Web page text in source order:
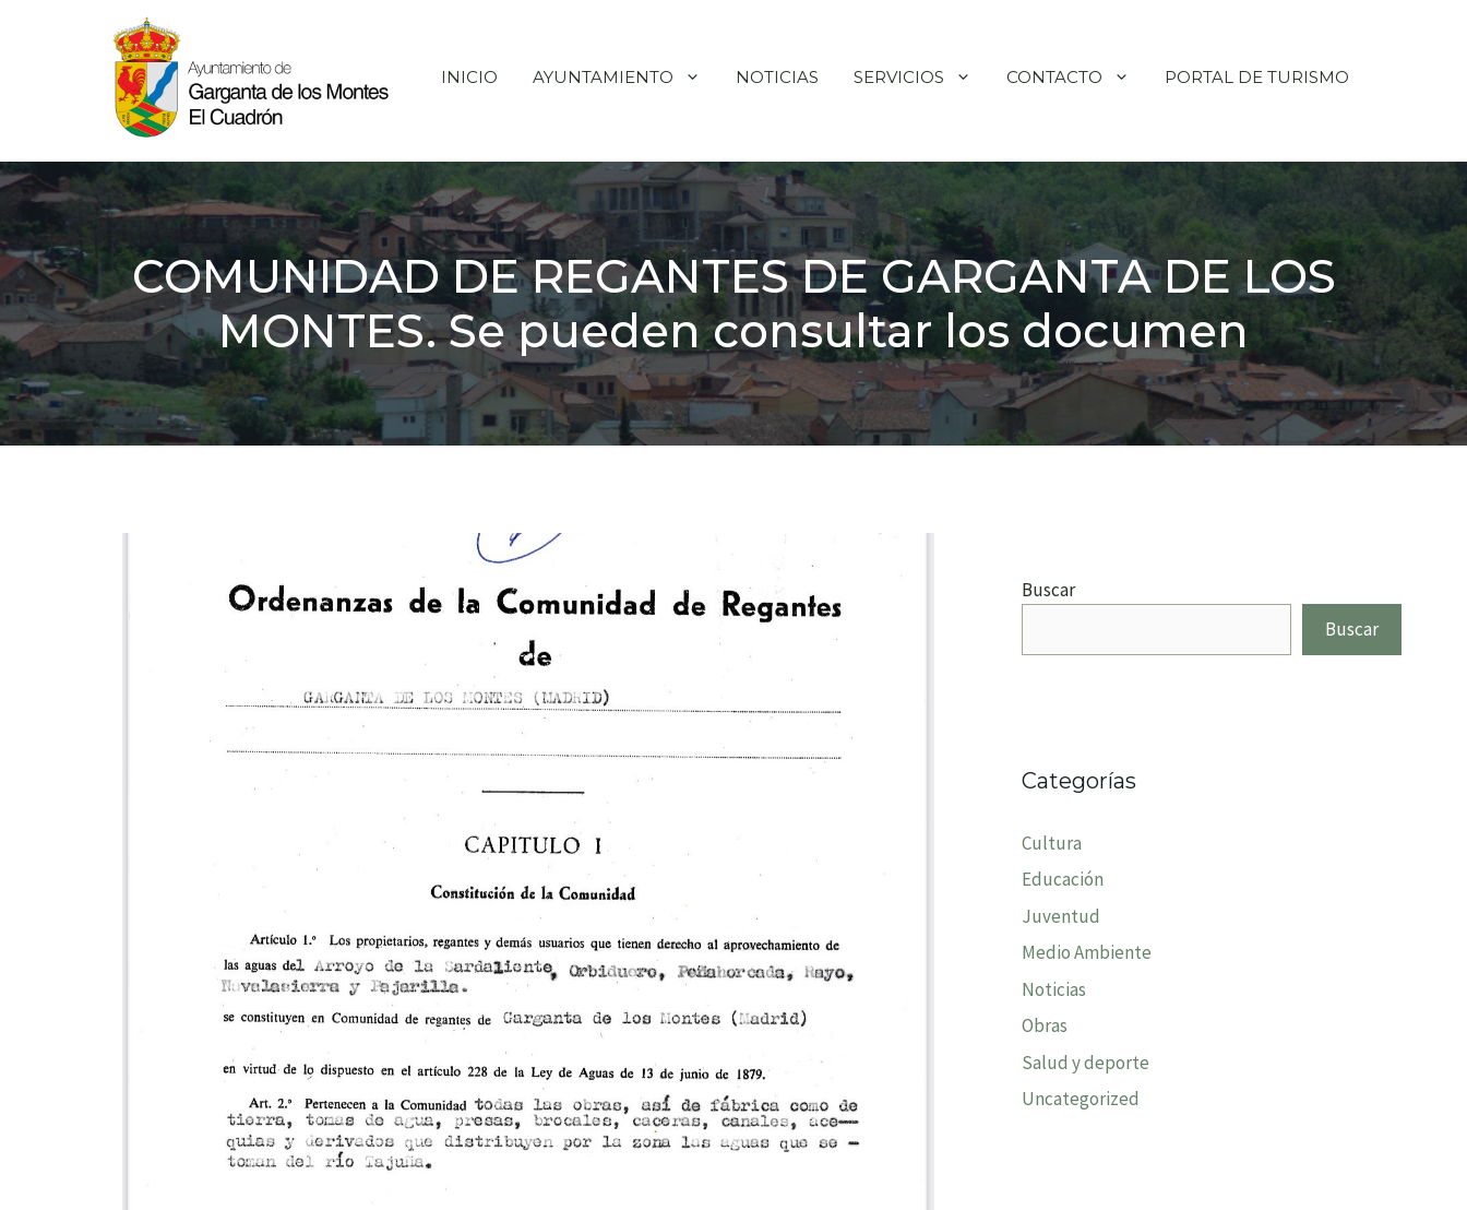
INICIO AYUNTAMIENTO NOTICIAS SERVICIOS CONTACTO PORTAL DE TURISMO
COMUNIDAD DE REGANTES DE GARGANTA DE LOS
MONTES. Se pueden consultar los documen
Buscar
Buscar
Categorías
Cultura
Educación
Juventud
Medio Ambiente
Noticias
Obras
Salud y deporte
Uncategorized